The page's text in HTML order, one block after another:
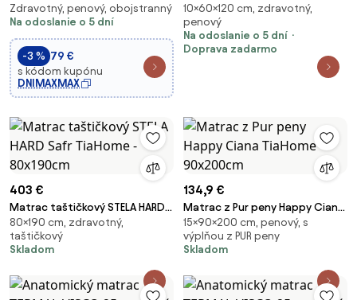
RELAX 180x80x10 cm - kokos /
pena / pohánka
Zdravotný, penový, obojstranný
Na odoslanie o 5 dní
-3 % 79 €
s kódom kupónu
DNIMAXMAX
KidsDream 60x120 cm Merilou
10×60×120 cm, zdravotný,
penový
Na odoslanie o 5 dní
Doprava zadarmo
403 €
Matrac taštičkový STELA HARD
Safr TiaHome - 80x190cm
80×190 cm, zdravotný,
taštičkový
Skladom
134,9 €
Matrac z Pur peny Happy Ciana
TiaHome - 90x200cm
15×90×200 cm, penový, s
výplňou z PUR peny
Skladom